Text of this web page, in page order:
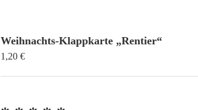
Weihnachts-Klappkarte „Rentier“
1,20€